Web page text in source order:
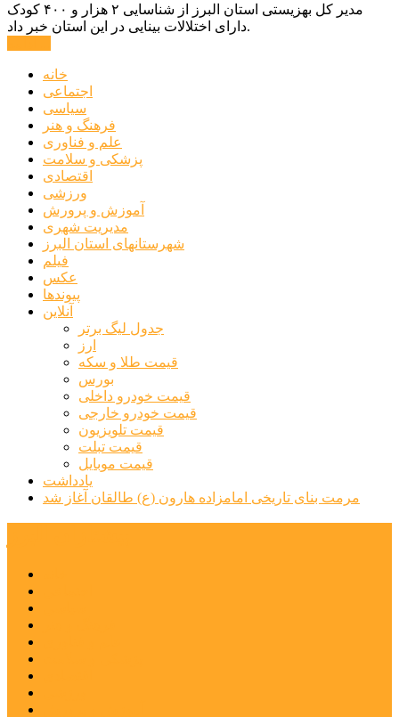
مدیر کل بهزیستی استان البرز از شناسایی ۲ هزار و ۴۰۰ کودک
دارای اختلالات بینایی در این استان خبر داد.
خانه
اجتماعی
سیاسی
فرهنگ و هنر
علم و فناوری
پزشکی و سلامت
اقتصادی
ورزشی
آموزش و پرورش
مدیریت شهری
شهرستانهای استان البرز
فیلم
عکس
پیوندها
آنلاین
جدول لیگ برتر
ارز
قیمت طلا و سکه
بورس
قیمت خودرو داخلی
قیمت خودرو خارجی
قیمت تلویزیون
قیمت تبلت
قیمت موبایل
یادداشت
مرمت بنای تاریخی امامزاده هارون (ع) طالقان آغاز شد